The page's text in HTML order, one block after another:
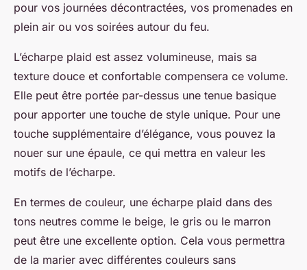
pour vos journées décontractées, vos promenades en
plein air ou vos soirées autour du feu.
L’écharpe plaid est assez volumineuse, mais sa
texture douce et confortable compensera ce volume.
Elle peut être portée par-dessus une tenue basique
pour apporter une touche de style unique. Pour une
touche supplémentaire d’élégance, vous pouvez la
nouer sur une épaule, ce qui mettra en valeur les
motifs de l’écharpe.
En termes de couleur, une écharpe plaid dans des
tons neutres comme le beige, le gris ou le marron
peut être une excellente option. Cela vous permettra
de la marier avec différentes couleurs sans